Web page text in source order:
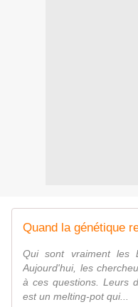
Quand la génétique
Qui sont vraiment les
Aujourd'hui, les
à ces questions. Leurs
est un melting-pot qui...